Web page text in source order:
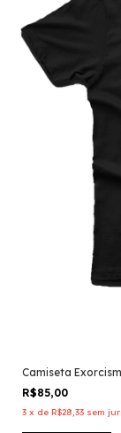
Camiseta
R$85,00
3 x de R$28,33 sem